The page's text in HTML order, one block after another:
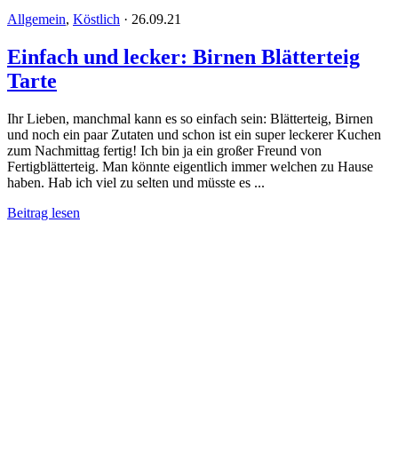
Allgemein, Köstlich · 26.09.21
Einfach und lecker: Birnen Blätterteig
Tarte
Ihr Lieben, manchmal kann es so einfach sein: Blätterteig, Birnen
und noch ein paar Zutaten und schon ist ein super leckerer Kuchen
zum Nachmittag fertig! Ich bin ja ein großer Freund von
Fertigblätterteig. Man könnte eigentlich immer welchen zu Hause
haben. Hab ich viel zu selten und müsste es ...
Beitrag lesen